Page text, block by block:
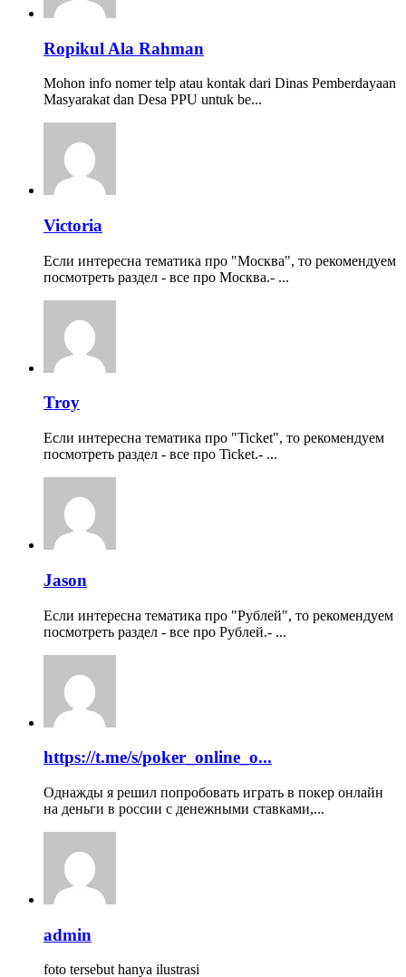
Ropikul Ala Rahman
Mohon info nomer telp atau kontak dari Dinas Pemberdayaan
Masyarakat dan Desa PPU untuk be...
Victoria
Если интересна тематика про "Москва", то рекомендуем
посмотреть раздел - все про Москва.- ...
Troy
Если интересна тематика про "Ticket", то рекомендуем
посмотреть раздел - все про Ticket.- ...
Jason
Если интересна тематика про "Рублей", то рекомендуем
посмотреть раздел - все про Рублей.- ...
https://t.me/s/poker_online_o...
Однажды я решил попробовать играть в покер онлайн
на деньги в россии с денежными ставками,...
admin
foto tersebut hanya ilustrasi